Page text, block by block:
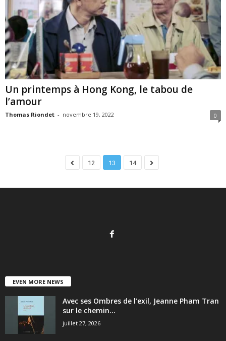
Un printemps à Hong Kong, le tabou de
l’amour
Thomas Riondet - novembre 19, 2022 0
12 13 14
EVEN MORE NEWS
Avec ses Ombres de l’exil, Jeanne Pham Tran
sur le chemin...
juillet 27, 2026